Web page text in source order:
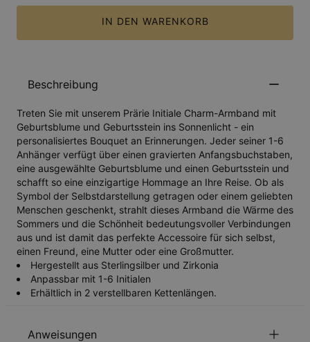
IN DEN WARENKORB
Beschreibung
Treten Sie mit unserem Prärie Initiale Charm-Armband mit
Geburtsblume und Geburtsstein ins Sonnenlicht - ein
personalisiertes Bouquet an Erinnerungen. Jeder seiner 1-6
Anhänger verfügt über einen gravierten Anfangsbuchstaben,
eine ausgewählte Geburtsblume und einen Geburtsstein und
schafft so eine einzigartige Hommage an Ihre Reise. Ob als
Symbol der Selbstdarstellung getragen oder einem geliebten
Menschen geschenkt, strahlt dieses Armband die Wärme des
Sommers und die Schönheit bedeutungsvoller Verbindungen
aus und ist damit das perfekte Accessoire für sich selbst,
einen Freund, eine Mutter oder eine Großmutter.
Hergestellt aus Sterlingsilber und Zirkonia
Anpassbar mit 1-6 Initialen
Erhältlich in 2 verstellbaren Kettenlängen.
Anweisungen